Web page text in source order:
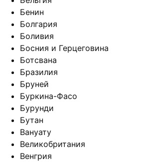
Бенин
Болгария
Боливия
Босния и Герцеговина
Ботсвана
Бразилия
Бруней
Буркина-Фасо
Бурунди
Бутан
Вануату
Великобритания
Венгрия